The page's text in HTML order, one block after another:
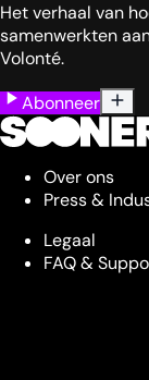
Het verhaal van
samenwerkten
Volonté.
Abonneer
Over ons
Press &
Legaal
FAQ &